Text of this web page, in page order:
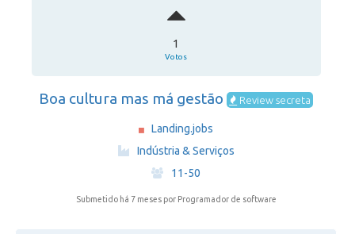
1
Votos
Boa cultura mas má gestão Review secreta
Landing.jobs
Indústria & Serviços
·
11-50
Submetido há 7 meses por Programador de software